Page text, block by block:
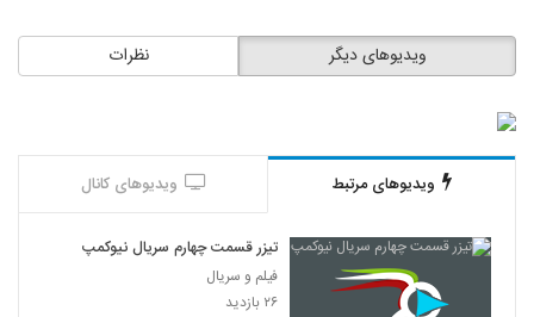
نظرات ویدیوهای دیگر
ویدیوهای مرتبط ویدیوهای کانال
تیزر قسمت چهارم سریال نیوکمپ
فیلم و سریال
۲۶ بازدید